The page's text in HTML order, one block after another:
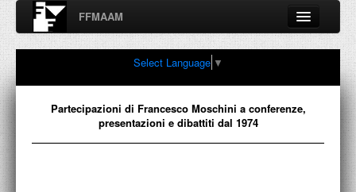
FFMAAM
Fondo Francesco Moschini
A.A.M. Architettura Arte Moderna
Percorsi, nodi, sconfinamenti e contaminazioni tra Arte,
Select Language ▼
Partecipazioni di Francesco Moschini a conferenze,
presentazioni e dibattiti dal 1974